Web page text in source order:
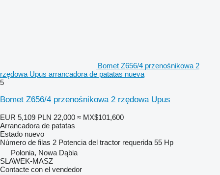
Bomet Z656/4 przenośnikowa 2
rzędowa Upus arrancadora de patatas nueva
5
Bomet Z656/4 przenośnikowa 2 rzędowa Upus
EUR 5,109 PLN 22,000 ≈ MX$101,600
Arrancadora de patatas
Estado nuevo
Número de filas 2 Potencia del tractor requerida 55 Hp
Polonia, Nowa Dąbia
SLAWEK-MASZ
Contacte con el vendedor